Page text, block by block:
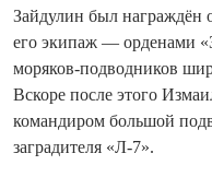
Зай­дулин был награждён
его экипаж — орденами
моряков‑подводников
Вскоре после этого
командиром большой
заградителя «Л-7».